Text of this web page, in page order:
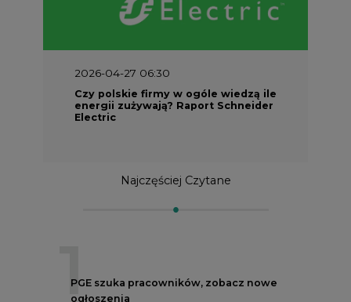
2026-04-27 06:30
Czy polskie firmy w ogóle wiedzą ile
energii zużywają? Raport Schneider
Electric
Najczęściej Czytane
1
PGE szuka pracowników, zobacz nowe
ogłoszenia